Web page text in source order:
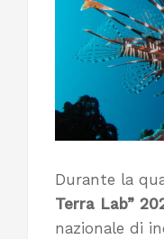
Durante la
Terra Lab”
nazionale di